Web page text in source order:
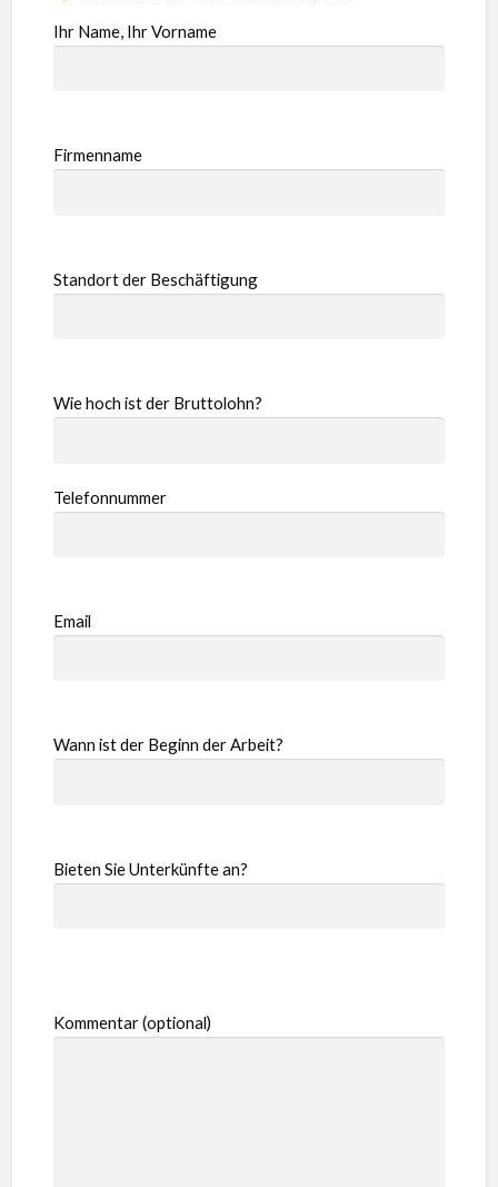
Ihr Name, Ihr Vorname
Firmenname
Standort der Beschäftigung
Wie hoch ist der Bruttolohn?
Telefonnummer
Email
Wann ist der Beginn der Arbeit?
Bieten Sie Unterkünfte an?
Kommentar (optional)